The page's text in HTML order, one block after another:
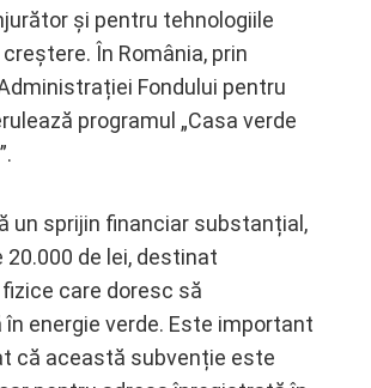
și pentru tehnologiile
În România, prin
Fondului pentru
programul „Casa verde
un sprijin financiar substanțial,
20.000 de lei, destinat
care doresc să
energie verde. Este important
că această subvenție este